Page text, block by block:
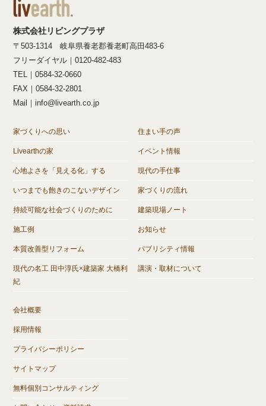
株式会社リビングプラザ
〒503-1314 岐阜県養老郡養老町高田483-6
フリーダイヤル｜0120-482-483
TEL｜0584-32-0660
FAX｜0584-32-2801
Mail｜info@livearth.co.jp
家づくりへの思い
Livearthの家
心地よさを「見える化」する
いつまでも飽きのこないデザイン
持続可能な社会づくりのために
施工例
本質改善型リフォーム
現代の名工 田中淳氏×建築家 大橋利
紀
住まい手の声
イベント情報
現代の手仕事
家づくりの流れ
建築現場ノート
お知らせ
パブリシティ情報
講演・取材について
会社概要
採用情報
プライバシーポリシー
サイトマップ
無料個別コンサルティング